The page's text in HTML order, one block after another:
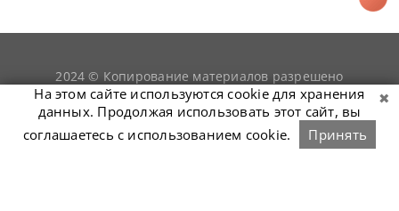
2024 © Копирование материалов разрешено
только при условии гиперссылки наsnookerist.ru
На этом сайте используются cookie для хранения
данных. Продолжая использовать этот сайт, вы
соглашаетесь с использованием cookie.
Принять